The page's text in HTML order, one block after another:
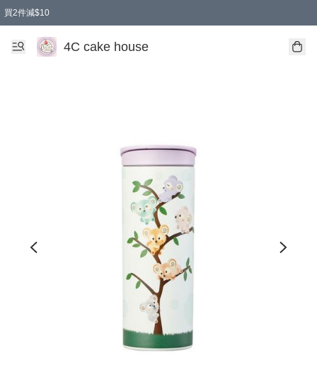
買2件減$10
任選兩件減$10
買兩盒減$10
買兩件減$10
買2件減$10
4C cake house